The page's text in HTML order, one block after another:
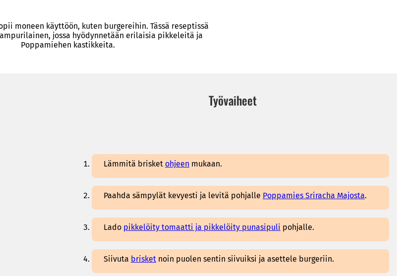
moneen käyttöön, kuten burgereihin. Tässä reseptissä
jossa hyödynnetään erilaisia pikkeleitä ja
Poppamiehen kastikkeita.
Työvaiheet
Lämmitä brisket ohjeen mukaan.
Paahda sämpylät kevyesti ja levitä pohjalle Poppamies Sriracha Majosta.
Lado pikkelöity tomaatti ja pikkelöity punasipuli pohjalle.
Siivuta brisket noin puolen sentin siivuiksi ja asettele burgeriin.